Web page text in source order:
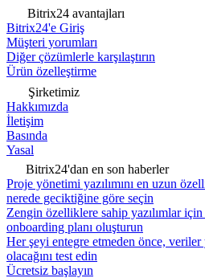
Bitrix24 avantajları
Bitrix24'e Giriş
Müşteri yorumları
Diğer çözümlerle karşılaştırın
Ürün özelleştirme
Şirketimiz
Hakkımızda
İletişim
Basında
Yasal
Bitrix24'dan en son haberler
Proje yönetimi yazılımını en uzun
nerede geciktiğine göre seçin
Zengin özelliklere sahip yazılımlar
onboarding planı oluşturun
Her şeyi entegre etmeden önce, veriler
olacağını test edin
Ücretsiz başlayın